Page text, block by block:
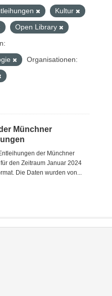
Kultur
Open Library
Organisationen:
Münchner
der Münchner
den Zeitraum Januar 2024
Die Daten wurden von...